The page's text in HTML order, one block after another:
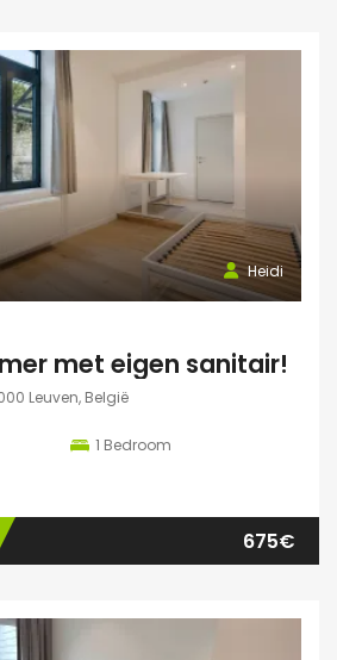
Heidi
met eigen sanitair!
Leuven, België
1 Bedroom
675€